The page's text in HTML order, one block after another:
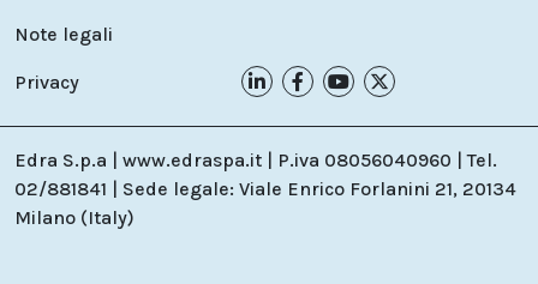
Note legali
Privacy
Edra S.p.a | www.edraspa.it | P.iva 08056040960 | Tel.
02/881841 | Sede legale: Viale Enrico Forlanini 21, 20134
Milano (Italy)